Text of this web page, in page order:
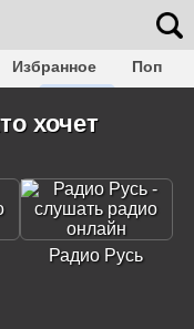
Избранное
Поп
хаус
Фолк
хочет
Радио Русь